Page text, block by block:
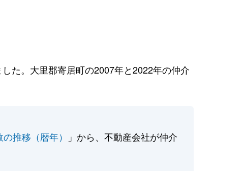
た。大里郡寄居町の2007年と2022年の仲介
推移（暦年）
」から、不動産会社が仲介